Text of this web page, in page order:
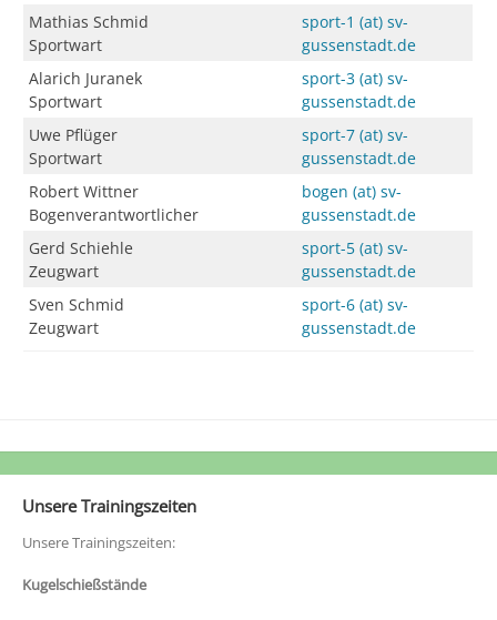
Mathias Schmid
Sportwart
sport-1 (at) sv-
gussenstadt.de
Alarich Juranek
Sportwart
sport-3 (at) sv-
gussenstadt.de
Uwe Pflüger
Sportwart
sport-7 (at) sv-
gussenstadt.de
Robert Wittner
Bogenverantwortlicher
bogen (at) sv-
gussenstadt.de
Gerd Schiehle
Zeugwart
sport-5 (at) sv-
gussenstadt.de
Sven Schmid
Zeugwart
sport-6 (at) sv-
gussenstadt.de
Unsere Trainingszeiten
Unsere Trainingszeiten:
Kugelschießstände